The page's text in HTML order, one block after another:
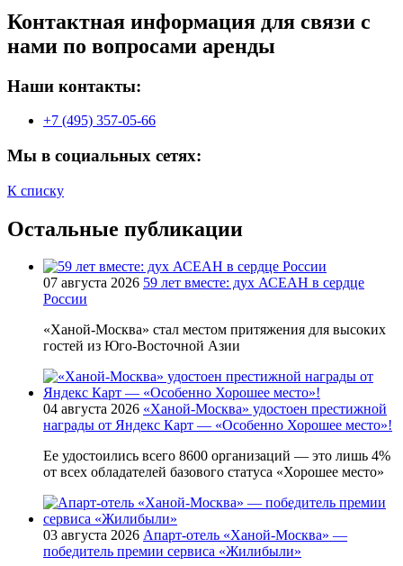
Контактная информация для связи с
нами по вопросами аренды
Наши контакты:
+7 (495) 357-05-66
Мы в социальных сетях:
К списку
Остальные публикации
07 августа 2026 59 лет вместе: дух АСЕАН в сердце
России
«Ханой-Москва» стал местом притяжения для высоких
гостей из Юго-Восточной Азии
04 августа 2026 «Ханой-Москва» удостоен престижной
награды от Яндекс Карт — «Особенно Хорошее место»!
Ее удостоились всего 8600 организаций — это лишь 4%
от всех обладателей базового статуса «Хорошее место»
03 августа 2026 Апарт-отель «Ханой-Москва» —
победитель премии сервиса «Жилибыли»